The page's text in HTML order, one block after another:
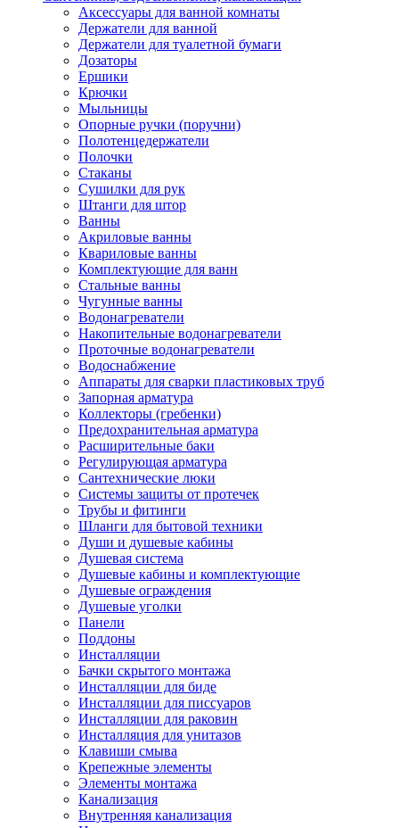
Аксессуары для ванной комнаты
Держатели для ванной
Держатели для туалетной бумаги
Дозаторы
Ершики
Крючки
Мыльницы
Опорные ручки (поручни)
Полотенцедержатели
Полочки
Стаканы
Сушилки для рук
Штанги для штор
Ванны
Акриловые ванны
Квариловые ванны
Комплектующие для ванн
Стальные ванны
Чугунные ванны
Водонагреватели
Накопительные водонагреватели
Проточные водонагреватели
Водоснабжение
Аппараты для сварки пластиковых труб
Запорная арматура
Коллекторы (гребенки)
Предохранительная арматура
Расширительные баки
Регулирующая арматура
Сантехнические люки
Системы защиты от протечек
Трубы и фитинги
Шланги для бытовой техники
Души и душевые кабины
Душевая система
Душевые кабины и комплектующие
Душевые ограждения
Душевые уголки
Панели
Поддоны
Инсталляции
Бачки скрытого монтажа
Инсталляции для биде
Инсталляции для писсуаров
Инсталляции для раковин
Инсталляция для унитазов
Клавиши смыва
Крепежные элементы
Элементы монтажа
Канализация
Внутренняя канализация